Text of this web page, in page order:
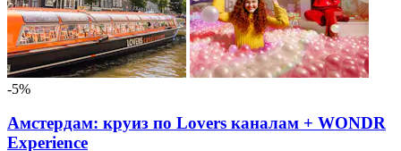
-5%
Амстердам: круиз по Lovers каналам + WONDR
Experience